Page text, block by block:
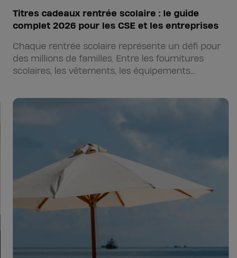
Titres cadeaux rentrée scolaire : le guide
complet 2026 pour les CSE et les entreprises
Chaque rentrée scolaire représente un défi pour
des millions de familles. Entre les fournitures
scolaires, les vêtements, les équipements